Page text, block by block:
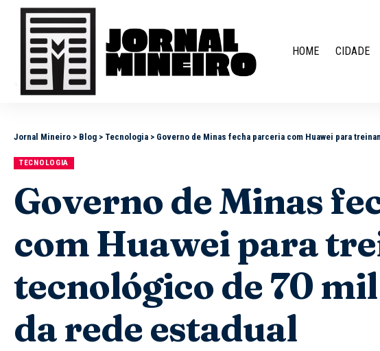
HOME CIDADE
Jornal Mineiro > Blog > Tecnologia > Governo de Minas fecha parceria com Huawei para
TECNOLOGIA
Governo de Minas
com Huawei para
tecnológico de 70
da rede estadual